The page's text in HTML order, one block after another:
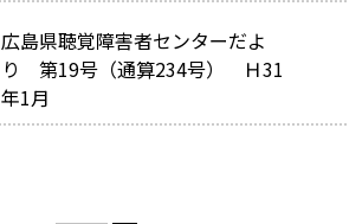
広島県聴覚障害者センターだよ
り 第19号（通算234号） Ｈ31
年1月